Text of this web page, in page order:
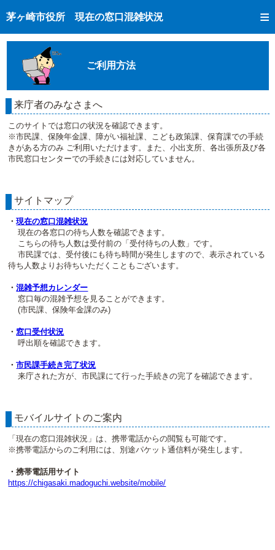
茅ヶ崎市役所 現在の窓口混雑状況
トップページへ
ご利用方法
現在の窓口混雑状況
混雑予想カレンダー
窓口受付状況
市民課手続き完了状況
ご利用方法
来庁者のみなさまへ
このサイトでは窓口の状況を確認できます。
※市民課、保険年金課、障がい福祉課、こども政策課、保育課での手続
きがある方のみ ご利用いただけます。また、小出支所、各出張所及び各
市民窓口センターでの手続きには対応していません。
サイトマップ
・現在の窓口混雑状況
現在の各窓口の待ち人数を確認できます。
こちらの待ち人数は受付前の「受付待ちの人数」です。
市民課では、受付後にも待ち時間が発生しますので、表示されている
待ち人数よりお待ちいただくこともございます。
・混雑予想カレンダー
窓口毎の混雑予想を見ることができます。
(市民課、保険年金課のみ)
・窓口受付状況
呼出順を確認できます。
・市民課手続き完了状況
来庁された方が、市民課にて行った手続きの完了を確認できます。
モバイルサイトのご案内
「現在の窓口混雑状況」は、携帯電話からの閲覧も可能です。
※携帯電話からのご利用には、別途パケット通信料が発生します。
・携帯電話用サイト
https://chigasaki.madoguchi.website/mobile/